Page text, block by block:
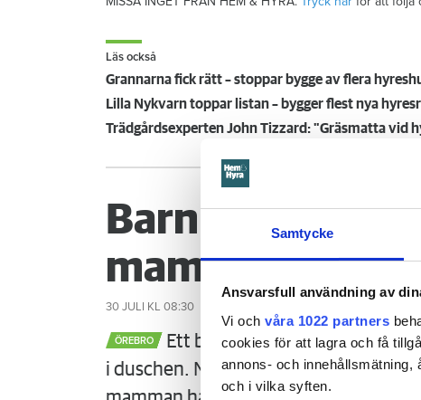
Samtycke
Ansvarsfull användning av
Vi och våra 1022 partners
cookies för att lagra och få
annons- och
och i vilka syften.
Läs också
Grannarna fick rätt – stoppar bygge av flera
Lilla Nykvarn toppar listan – bygger flest nya
Trädgårdsexperten John Tizzard: "Gräsmatta vid
Barn glömde
mamman
30 JULI KL 08:30
ÖREBRO
Ett barn med särskilda behov
i duschen. När mamman vaknar är